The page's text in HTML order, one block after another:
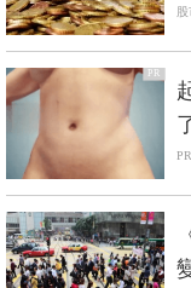
PR